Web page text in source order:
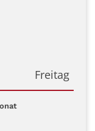
Freitag
: